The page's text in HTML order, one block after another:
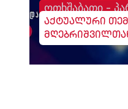
ოთხშაბათი -
აქტუალური